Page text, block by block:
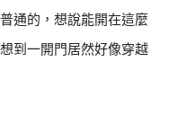
通的，想說能開在這麼
到一開門居然好像穿越